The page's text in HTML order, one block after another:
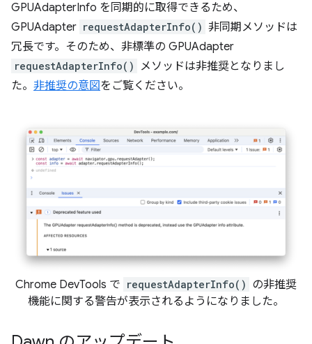
GPUAdapterInfo を同期的に取得できるため、
GPUAdapter requestAdapterInfo() 非同期メソッドは
冗長です。そのため、非標準の GPUAdapter
requestAdapterInfo()
メソッドは非推奨となりまし
た。 非推奨の意図をご覧ください。
Chrome DevTools で requestAdapterInfo() の非推奨
機能に関する警告が表示されるようになりました。